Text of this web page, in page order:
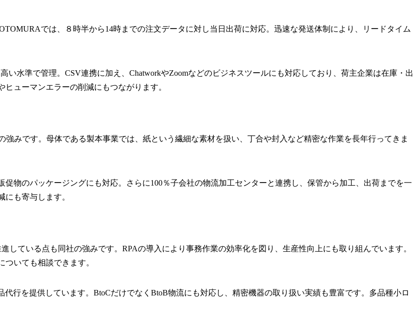
では、８時半から14時までの注文データに対し当日出荷に対応。迅速な発送体制により、リードタイム
水準で管理。CSV連携に加え、ChatworkやZoomなどのビジネスツールにも対応しており、荷主企業は在庫・出
ューマンエラーの削減にもつながります。
みです。母体である製本事業では、紙という繊細な素材を扱い、丁合や封入など精密な作業を長年行ってきま
物のパッケージングにも対応。さらに100％子会社の物流加工センターと連携し、保管から加工、出荷までを一
も寄与します。
している点も同社の強みです。RPAの導入により事務作業の効率化を図り、生産性向上にも取り組んでいます。
いても相談できます。
行を提供しています。BtoCだけでなくBtoB物流にも対応し、精密機器の取り扱い実績も豊富です。多品種小ロ